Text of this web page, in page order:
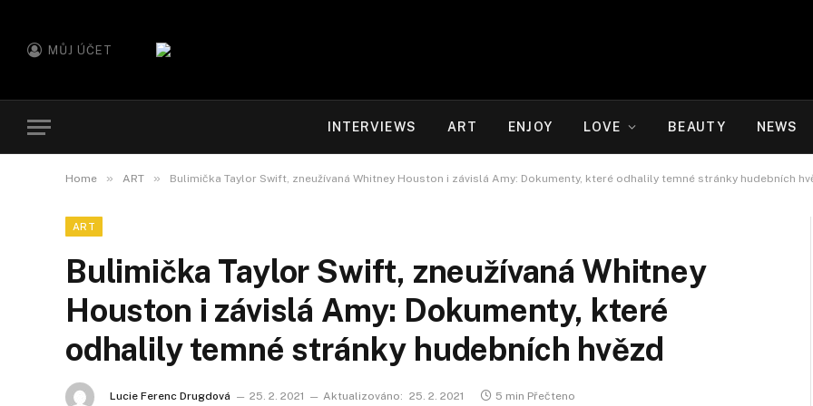
MŮJ ÚČET
INTERVIEWS ART ENJOY LOVE BEAUTY NEWS
Home » ART » Bulimička Taylor Swift, zneužívaná Whitney Houston i závislá Amy: Dokumenty, které odhalily temné stránky hudebních
ART
Bulimička Taylor Swift, zneužívaná Whitney
Houston i závislá Amy: Dokumenty, které
odhalily temné stránky hudebních hvězd
Lucie Ferenc Drugdová 25. 2. 2021 Aktualizováno: 25. 2. 2021 5 min Přečteno